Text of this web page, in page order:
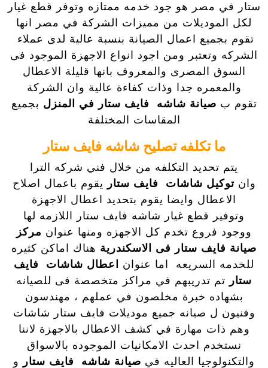
ستار في مصر هو جود خدمه ممتازه وتوفر قطع غيار
لكل الموديلات من مميزات الشركة في مصر انها
تقوم بجميع اعمال الصيانة بنسبة عالية لدى عملاء
الشركه وتعتبر ومن اجود انواع الاجهزة الموجود فى
السوق المصرى والمعروف بانها قليلة الاعطال
والمعمره جدا وذات كفاءة عالية وان الشركة
تقوم ب صيانة شاشه فايف ستار في المنزل بجميع
المقاسات المختلفة
ما تكلفه تصليح شاشه فايف ستار
يتم تحديد التكلفه من خلال فني شركه الترا
وانتوكيل شاشات فايف ستار يقوم باعمال اصلاح
الاعطال وايضا يقوم بتحديد اعطال الاجهزة
وتوفير قطع غيار شاشه فايف ستار اللازمه لها
ووجود فروع تخدم كل الاجهزه ومنها عنوان مركز
صيانة فايف ستار فى الاسكندرية هناك اماكن كثيره
للخدمه السريعه اما عنوان
اعطال شاشات فايف
ستار تم تدريبهم في مراكز متخصصة فى للصيانه
بشهاده خبرة مخلصون في عملهم ، مهندسون
وفنيون ل صيانه جميع موديلات فايف ستار شاشات
وهم ذات مهارة في كشف الاعطال بالاجهزة لاننا
نستخدم احدث الامكانيات الموجوده بالاسواق
والتكنولوجيا العاليه في صيانة شاشه فايف ستار و